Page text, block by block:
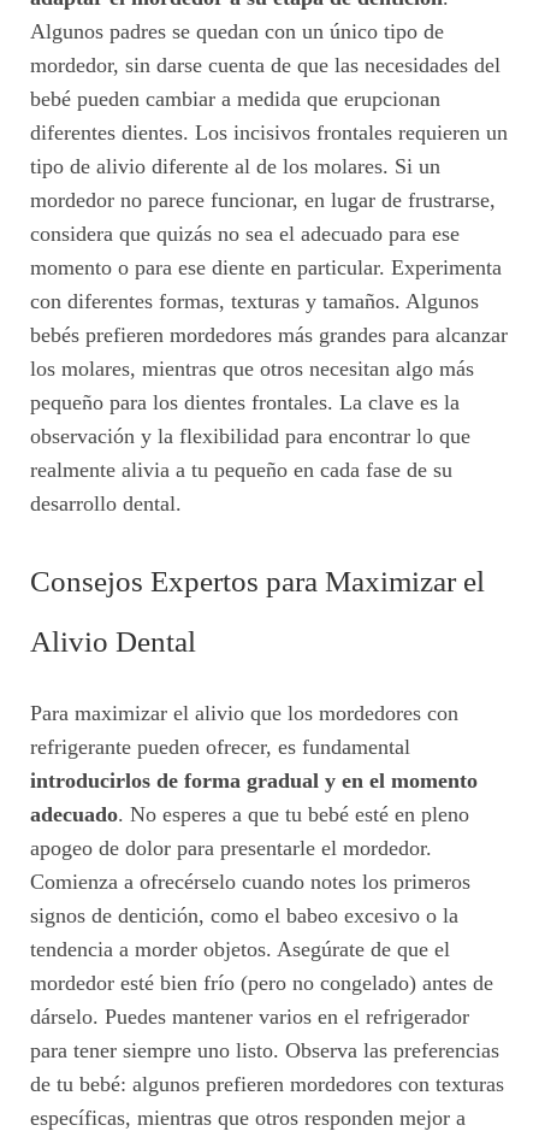
Algunos padres se quedan con un único tipo de
mordedor, sin darse cuenta de que las necesidades del
bebé pueden cambiar a medida que erupcionan
diferentes dientes. Los incisivos frontales requieren un
tipo de alivio diferente al de los molares. Si un
mordedor no parece funcionar, en lugar de frustrarse,
considera que quizás no sea el adecuado para ese
momento o para ese diente en particular. Experimenta
con diferentes formas, texturas y tamaños. Algunos
bebés prefieren mordedores más grandes para alcanzar
los molares, mientras que otros necesitan algo más
pequeño para los dientes frontales. La clave es la
observación y la flexibilidad para encontrar lo que
realmente alivia a tu pequeño en cada fase de su
desarrollo dental.
Consejos Expertos para Maximizar el
Alivio Dental
Para maximizar el alivio que los mordedores con
refrigerante pueden ofrecer, es fundamental
introducirlos de forma gradual y en el momento
adecuado. No esperes a que tu bebé esté en pleno
apogeo de dolor para presentarle el mordedor.
Comienza a ofrecérselo cuando notes los primeros
signos de dentición, como el babeo excesivo o la
tendencia a morder objetos. Asegúrate de que el
mordedor esté bien frío (pero no congelado) antes de
dárselo. Puedes mantener varios en el refrigerador
para tener siempre uno listo. Observa las preferencias
de tu bebé: algunos prefieren mordedores con texturas
específicas, mientras que otros responden mejor a